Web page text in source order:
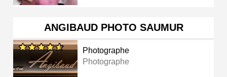
ANGIBAUD PHOTO SAUMUR
Photographe
Photographe